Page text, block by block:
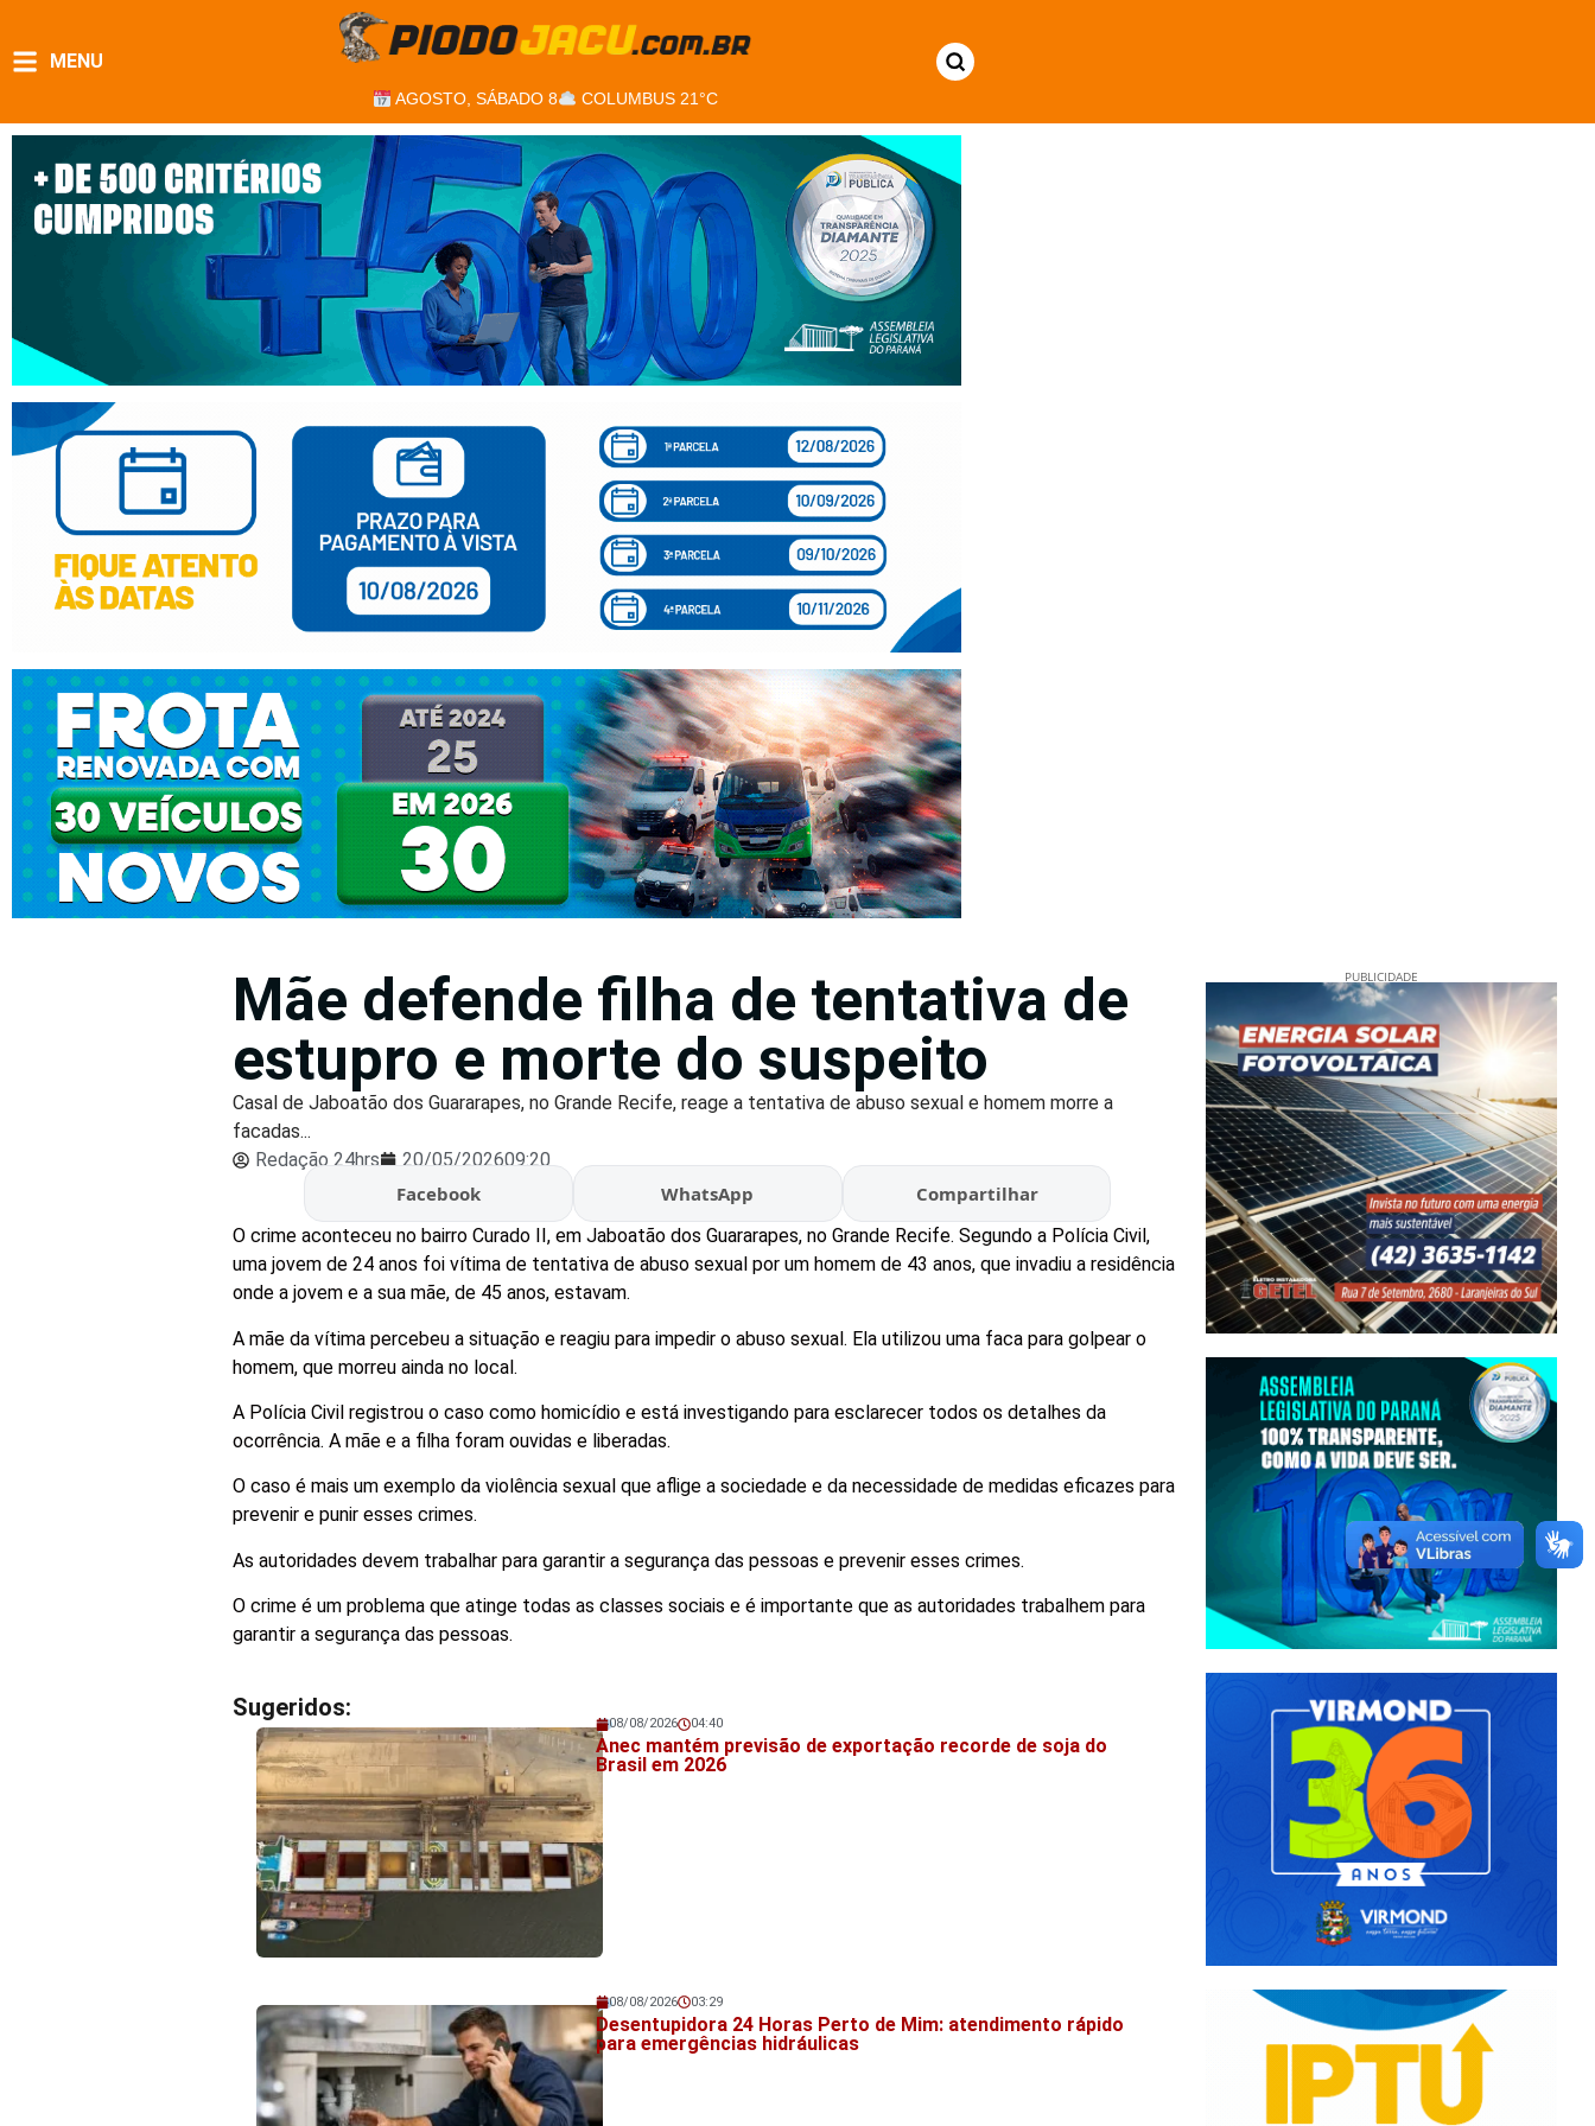
MENU
AGOSTO, SÁBADO 8 COLUMBUS 21°C
Mãe defende filha de tentativa de
estupro e morte do suspeito
Casal de Jaboatão dos Guararapes, no Grande Recife, reage a tentativa de abuso sexual e homem morre a
facadas...
Redação 24hrs
20/05/202609:20
Facebook WhatsApp Compartilhar
O crime aconteceu no bairro Curado II, em Jaboatão dos Guararapes, no Grande Recife. Segundo a Polícia Civil,
uma jovem de 24 anos foi vítima de tentativa de abuso sexual por um homem de 43 anos, que invadiu a residência
onde a jovem e a sua mãe, de 45 anos, estavam.
A mãe da vítima percebeu a situação e reagiu para impedir o abuso sexual. Ela utilizou uma faca para golpear o
homem, que morreu ainda no local.
A Polícia Civil registrou o caso como homicídio e está investigando para esclarecer todos os detalhes da
ocorrência. A mãe e a filha foram ouvidas e liberadas.
O caso é mais um exemplo da violência sexual que aflige a sociedade e da necessidade de medidas eficazes para
prevenir e punir esses crimes.
As autoridades devem trabalhar para garantir a segurança das pessoas e prevenir esses crimes.
O crime é um problema que atinge todas as classes sociais e é importante que as autoridades trabalhem para
garantir a segurança das pessoas.
Sugeridos:
Veja também!
08/08/2026 04:40
Anec mantém previsão de exportação recorde de soja do
Brasil em 2026
Veja também!
08/08/2026 03:29
Desentupidora 24 Horas Perto de Mim: atendimento rápido
para emergências hidráulicas
PUBLICIDADE